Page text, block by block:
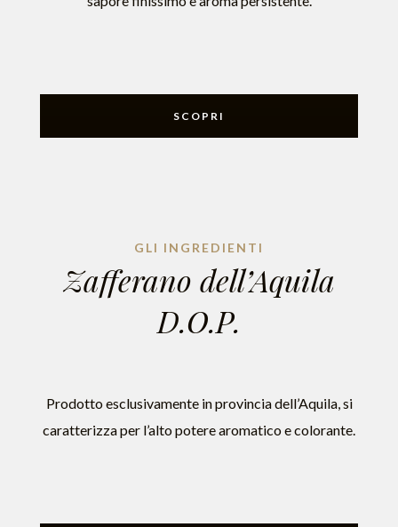
SCOPRI
GLI INGREDIENTI
Zafferano dell’Aquila
D.O.P.
Prodotto esclusivamente in provincia dell’Aquila, si
caratterizza per l’alto potere aromatico e colorante.